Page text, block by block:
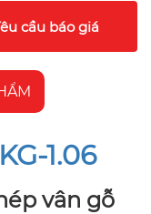
cầu báo giá
1.06
vân gỗ